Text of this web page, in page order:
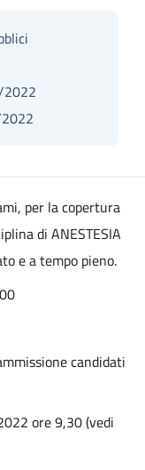
per la copertura
di ANESTESIA
e a tempo pieno.
candidati
ore 9,30 (vedi